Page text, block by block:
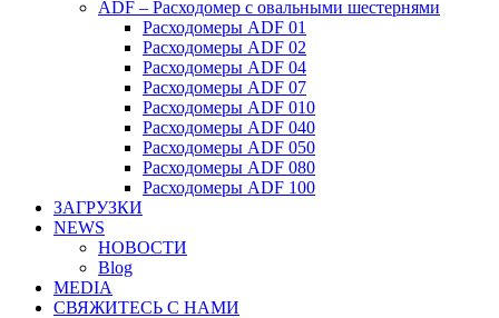
ADF – Расходомер с овальными шестернями
Расходомеры ADF 01
Расходомеры ADF 02
Расходомеры ADF 04
Расходомеры ADF 07
Расходомеры ADF 010
Расходомеры ADF 040
Расходомеры ADF 050
Расходомеры ADF 080
Расходомеры ADF 100
ЗАГРУЗКИ
NEWS
НОВОСТИ
Blog
MEDIA
СВЯЖИТЕСЬ С НАМИ